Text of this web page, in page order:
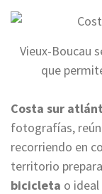
Vieux-Boucau
que
Costa sur
fotografías,
recorriendo en
territorio
bicicleta o